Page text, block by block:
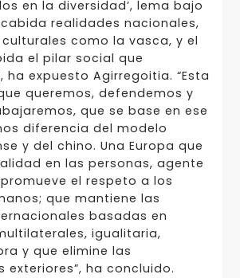
en la diversidad’, lema bajo
realidades nacionales,
como la vasca, y el
el pilar social que
ha expuesto Agirregoitia. “Esta
queremos, defendemos y
que se base en ese
diferencia del modelo
y del chino. Una Europa que
en las personas, agente
el respeto a los
que mantiene las
basadas en
igualitaria,
y que elimine las
exteriores”, ha concluido.